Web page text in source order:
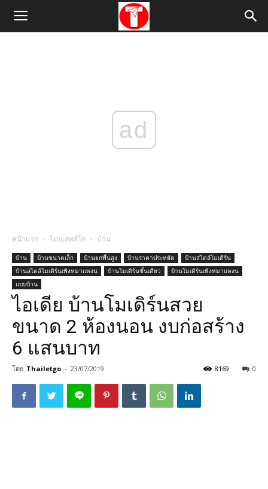
ad
หน้าแรก ไทยเลทส์โก บ้าน
บ้าน บ้านขนาดเล็ก บ้านยกพื้นสูง บ้านราคาประหยัด
บ้านสไตล์โมเดิร์น
บ้านสไตล์โมเดิร์นเพิงหมาแหงน
บ้านโมเดิร์นชั้นเดียว
บ้านโมเดิร์นเพิงหมาแหงน
แบบบ้าน
ไอเดีย บ้านโมเดิร์นสวย
ขนาด 2 ห้องนอน งบก่อสร้าง
6 แสนบาท
โดย Thailetgo - 23/07/2019 0
8169